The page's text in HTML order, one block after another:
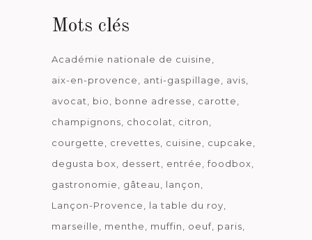
Mots clés
Académie nationale de cuisine
aix-en-provence
anti-gaspillage
avis
avocat
bio bonne adresse
carotte
champignons
chocolat
citron
courgette
crevettes cuisine
cupcake
degusta box
dessert entrée
foodbox
gastronomie
gâteau
lançon
Lançon-Provence
la table du roy
marseille
menthe muffin oeuf paris